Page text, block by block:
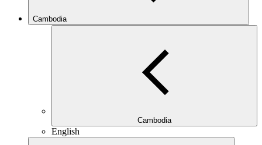
Cambodia
Cambodia
English